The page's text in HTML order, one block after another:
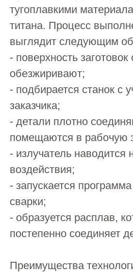
тугоплавкими
титана. Процесс
выглядит следующим
- поверхность
обезжиривают;
- подбирается станок с
заказчика;
- детали плотно
помещаются в рабочую
- излучатель наводится
воздействия;
- запускается
сварки;
- образуется расплав,
постепенно соединяет
Преимущества